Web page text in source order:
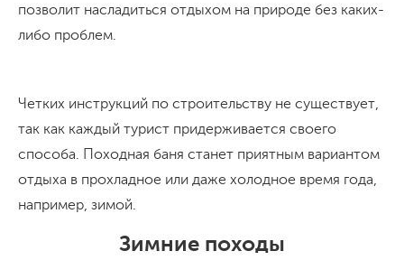
позволит насладиться отдыхом на природе без каких-
либо проблем.
Четких инструкций по строительству не существует,
так как каждый турист придерживается своего
способа. Походная баня станет приятным вариантом
отдыха в прохладное или даже холодное время года,
например, зимой.
Зимние походы